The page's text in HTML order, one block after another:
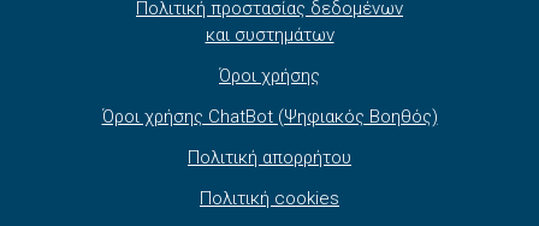
Πολιτική προστασίας δεδομένων
και συστημάτων
Όροι χρήσης
Όροι χρήσης ChatBot (Ψηφιακός Βοηθός)
Πολιτική απορρήτου
Πολιτική cookies